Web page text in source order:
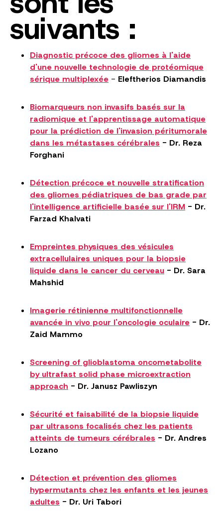
suivants :
Diagnostic précoce des gliomes à l'aide
d'une nouvelle technologie de protéomique
sérique multiplexée - Eleftherios Diamandis
Biomarqueurs non invasifs basés sur la
radiomique et l'apprentissage automatique
pour la prédiction de l'invasion péritumorale
dans les métastases cérébrales - Dr. Reza
Forghani
Détection précoce et nouvelle stratification
des gliomes pédiatriques de bas grade par
l'intelligence artificielle basée sur l'IRM - Dr.
Farzad Khalvati
Empreintes physiques des vésicules
extracellulaires uniques pour la biopsie
liquide dans le cancer du cerveau - Dr. Sara
Mahshid
Imagerie rétinienne multifonctionnelle
avancée in vivo pour l'oncologie oculaire - Dr.
Zaid Mammo
Screening of glioblastoma oncometabolite
by ultrafast solid phase microextraction
approach - Dr. Janusz Pawliszyn
Sécurité et faisabilité de la biopsie liquide
par ultrasons focalisés chez les patients
atteints de tumeurs cérébrales - Dr. Andres
Lozano
Détection et prévention des gliomes
hypermutants chez les enfants et les jeunes
adultes - Dr. Uri Tabori